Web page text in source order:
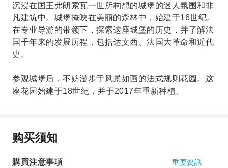
沉浸在国王弗朗索瓦一世所构想的城堡的迷人氛围和非
凡建筑中。城堡掩映在美丽的森林中，始建于16世纪。
在专业导游的带领下，探索这座城堡的历史，并了解法
国千年来的发展历程，包括达文西、法国大革命和近代
史。
参观城堡后，不妨漫步于风景如画的法式规则花园。这
座花园始建于18世纪，并于2017年重新种植。
购买须知
購買注意事項 重要資訊